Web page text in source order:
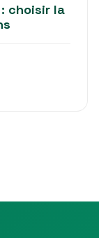
choisir la